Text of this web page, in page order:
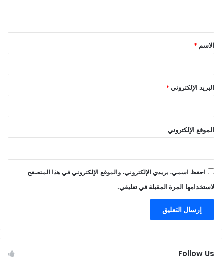
*
الاسم *
البريد الإلكتروني*
الموقع الإلكتروني
احفظ اسمي، بريدي الإلكتروني، والموقع الإلكتروني في هذا المتصفح
لاستخدامها المرة المقبلة في تعليقي.
Follow Us